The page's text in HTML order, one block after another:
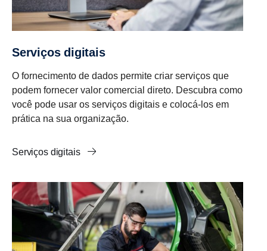
Serviços digitais
O fornecimento de dados permite criar serviços que
podem fornecer valor comercial direto. Descubra como
você pode usar os serviços digitais e colocá-los em
prática na sua organização.
Serviços digitais